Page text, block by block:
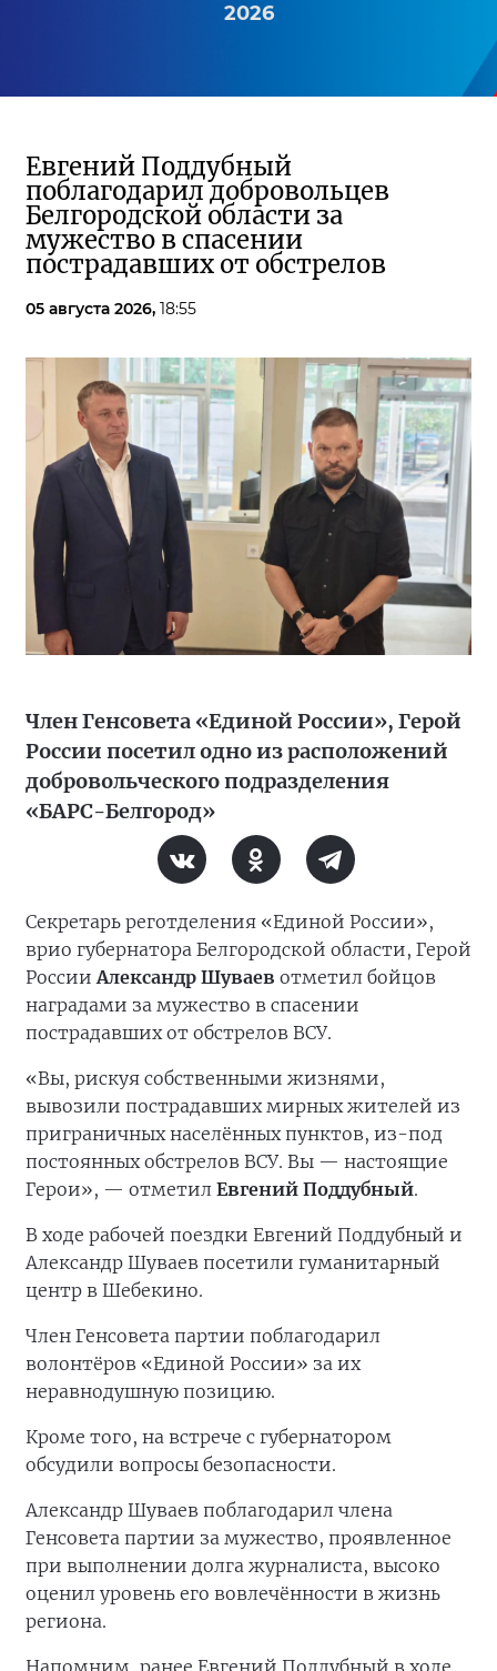
2026
Евгений Поддубный
поблагодарил добровольцев
Белгородской области за
мужество в спасении
пострадавших от обстрелов
05 августа 2026, 18:55
Член Генсовета «Единой России», Герой
России посетил одно из расположений
добровольческого подразделения
«БАРС-Белгород»
Секретарь реготделения «Единой России»,
врио губернатора Белгородской области, Герой
РоссииАлександр Шуваев отметил бойцов
наградами за мужество в спасении
пострадавших от обстрелов ВСУ.
«Вы, рискуя собственными жизнями,
вывозили пострадавших мирных жителей из
приграничных населённых пунктов, из-под
постоянных обстрелов ВСУ. Вы — настоящие
Герои», — отметил Евгений Поддубный.
В ходе рабочей поездки Евгений Поддубный и
Александр Шуваев посетили гуманитарный
центр в Шебекино.
Член Генсовета партии поблагодарил
волонтёров «Единой России» за их
неравнодушную позицию.
Кроме того, на встрече с губернатором
обсудили вопросы безопасности.
Александр Шуваев поблагодарил члена
Генсовета партии за мужество, проявленное
при выполнении долга журналиста, высоко
оценил уровень его вовлечённости в жизнь
региона.